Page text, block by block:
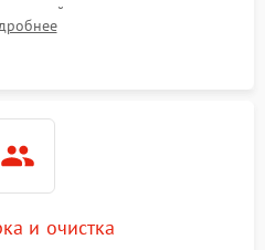
сигнатуры на экран,
и считывание системных
и очистка